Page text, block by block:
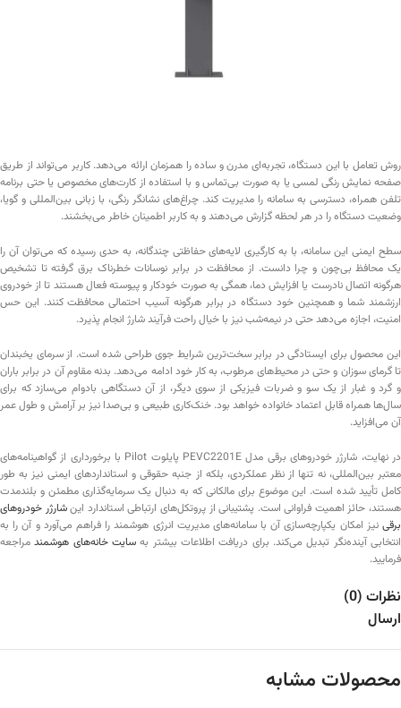
روش تعامل با این دستگاه، تجربه‌ای مدرن و ساده را همزمان ارائه می‌دهد. کاربر می‌تواند از طریق
صفحه نمایش رنگی لمسی یا به صورت بی‌تماس و با استفاده از کارت‌های مخصوص یا حتی برنامه
تلفن همراه، دسترسی به سامانه را مدیریت کند. چراغ‌های نشانگر رنگی، با زبانی بین‌المللی و گویا،
وضعیت دستگاه را در هر لحظه گزارش می‌دهند و به کاربر اطمینان خاطر می‌بخشند.
سطح ایمنی این سامانه، با به کارگیری لایه‌های حفاظتی چندگانه، به حدی رسیده که می‌توان آن را
یک محافظ بی‌چون و چرا دانست. از محافظت در برابر نوسانات خطرناک برق گرفته تا تشخیص
هرگونه اتصال نادرست یا افزایش دما، همگی به صورت خودکار و پیوسته فعال هستند تا از خودروی
ارزشمند شما و همچنین خود دستگاه در برابر هرگونه آسیب احتمالی محافظت کنند. این حس
امنیت، اجازه می‌دهد حتی در نیمه‌شب نیز با خیال راحت فرآیند شارژ انجام پذیرد.
این محصول برای ایستادگی در برابر سخت‌ترین شرایط جوی طراحی شده است. از سرمای یخبندان
تا گرمای سوزان و حتی در محیط‌های مرطوب، به کار خود ادامه می‌دهد. بدنه مقاوم آن در برابر باران
و گرد و غبار از یک سو و ضربات فیزیکی از سوی دیگر، از آن دستگاهی بادوام می‌سازد که برای
سال‌ها همراه قابل اعتماد خانواده خواهد بود. خنک‌کاری طبیعی و بی‌صدا نیز بر آرامش و طول عمر
آن می‌افزاید.
در نهایت، شارژر خودروهای برقی مدل PEVC2201E پایلوت Pilot با برخورداری از گواهینامه‌های
معتبر بین‌المللی، نه تنها از نظر عملکردی، بلکه از جنبه حقوقی و استانداردهای ایمنی نیز به طور
کامل تأیید شده است. این موضوع برای مالکانی که به دنبال یک سرمایه‌گذاری مطمئن و بلندمدت
هستند، حائز اهمیت فراوانی است. پشتیبانی از پروتکل‌های ارتباطی استاندارد اینشارژر خودروهای
برقی نیز امکان یکپارچه‌سازی آن با سامانه‌های مدیریت انرژی هوشمند را فراهم می‌آورد و آن را به
انتخابی آینده‌نگر تبدیل می‌کند. برای دریافت اطلاعات بیشتر به سایت خانه‌های هوشمندمراجعه
فرمایید.
نظرات (0)
ارسال
محصولات مشابه